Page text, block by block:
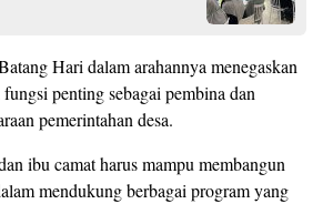
Hari dalam arahannya menegaskan
penting sebagai pembina dan
pemerintahan desa.
ibu camat harus mampu membangun
mendukung berbagai program yang